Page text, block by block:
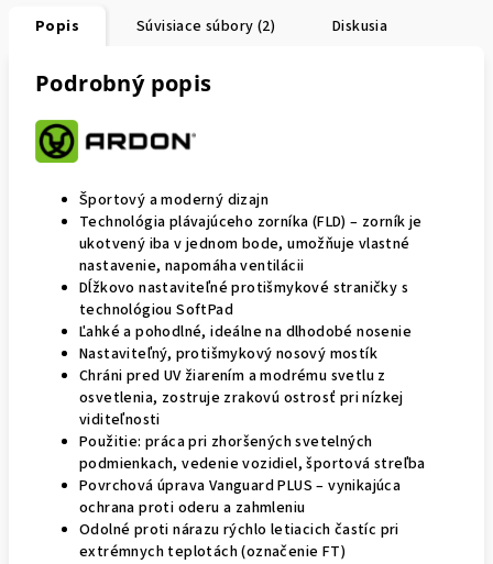
Popis Súvisiace súbory (2) Diskusia
Podrobný popis
Športový a moderný dizajn
Technológia plávajúceho zorníka (FLD) – zorník je
ukotvený iba v jednom bode, umožňuje vlastné
nastavenie, napomáha ventilácii
Dĺžkovo nastaviteľné protišmykové straničky s
technológiou SoftPad
Ľahké a pohodlné, ideálne na dlhodobé nosenie
Nastaviteľný, protišmykový nosový mostík
Chráni pred UV žiarením a modrému svetlu z
osvetlenia, zostruje zrakovú ostrosť pri nízkej
viditeľnosti
Použitie: práca pri zhoršených svetelných
podmienkach, vedenie vozidiel, športová streľba
Povrchová úprava Vanguard PLUS – vynikajúca
ochrana proti oderu a zahmleniu
Odolné proti nárazu rýchlo letiacich častíc pri
extrémnych teplotách (označenie FT)